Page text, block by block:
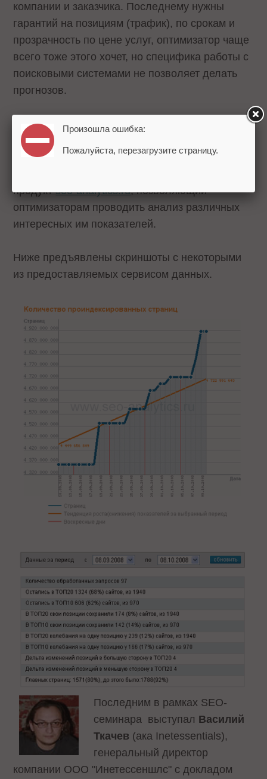
компании и заказчика. Последнему нужны
гарантий на позициям (трафик), по срокам и
прозрачность по цене услуг, оптимизатор чаще
всего тоже этого хочет, но специфика работы с
поисковыми системами не позволяет делать
прогнозов.
В качестве оптимального источника такой
информации докладчик SEO-семинара
предложил запущенный в этот же день, 10
продуктseo-analytics.ru, позволяющий
оптимизаторам проводить анализ различных
интересных им показателей.
Ниже предъявлены скриншоты с некоторыми
из предоставляемых сервисом данных.
Последним в рамках SEO-
семинара выступал Василий
Ткачев (ака Inetessentials),
генеральный директор
компании ООО "Инетессеншлс" с докладом
Произошла ошибка:
Пожалуйста, перезагрузите страницу.